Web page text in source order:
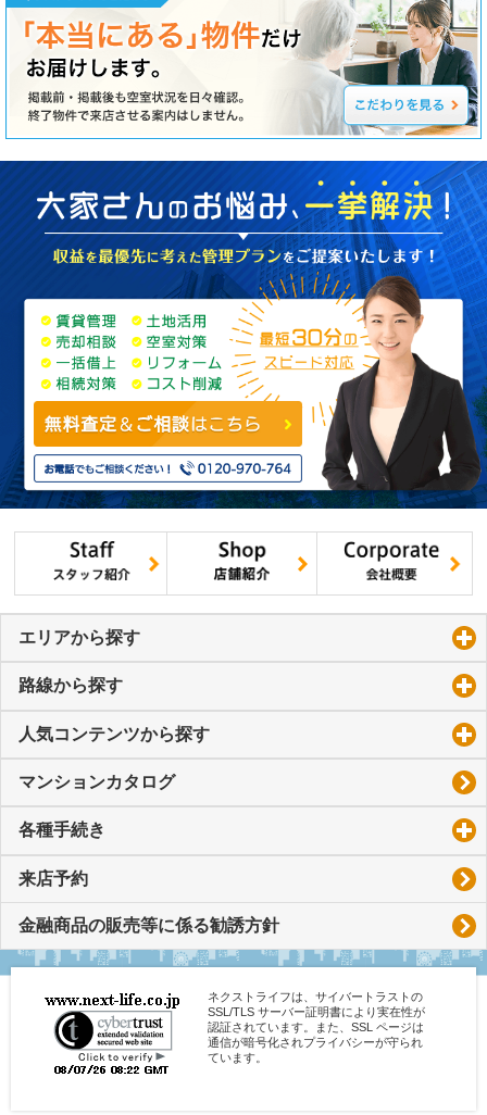
エリアから探す
路線から探す
人気コンテンツから探す
マンションカタログ
各種手続き
来店予約
金融商品の販売等に係る勧誘方針
ネクストライフは、サイバートラストの
SSL/TLS サーバー証明書により実在性が
認証されています。また、SSL ページは
通信が暗号化されプライバシーが守られ
ています。